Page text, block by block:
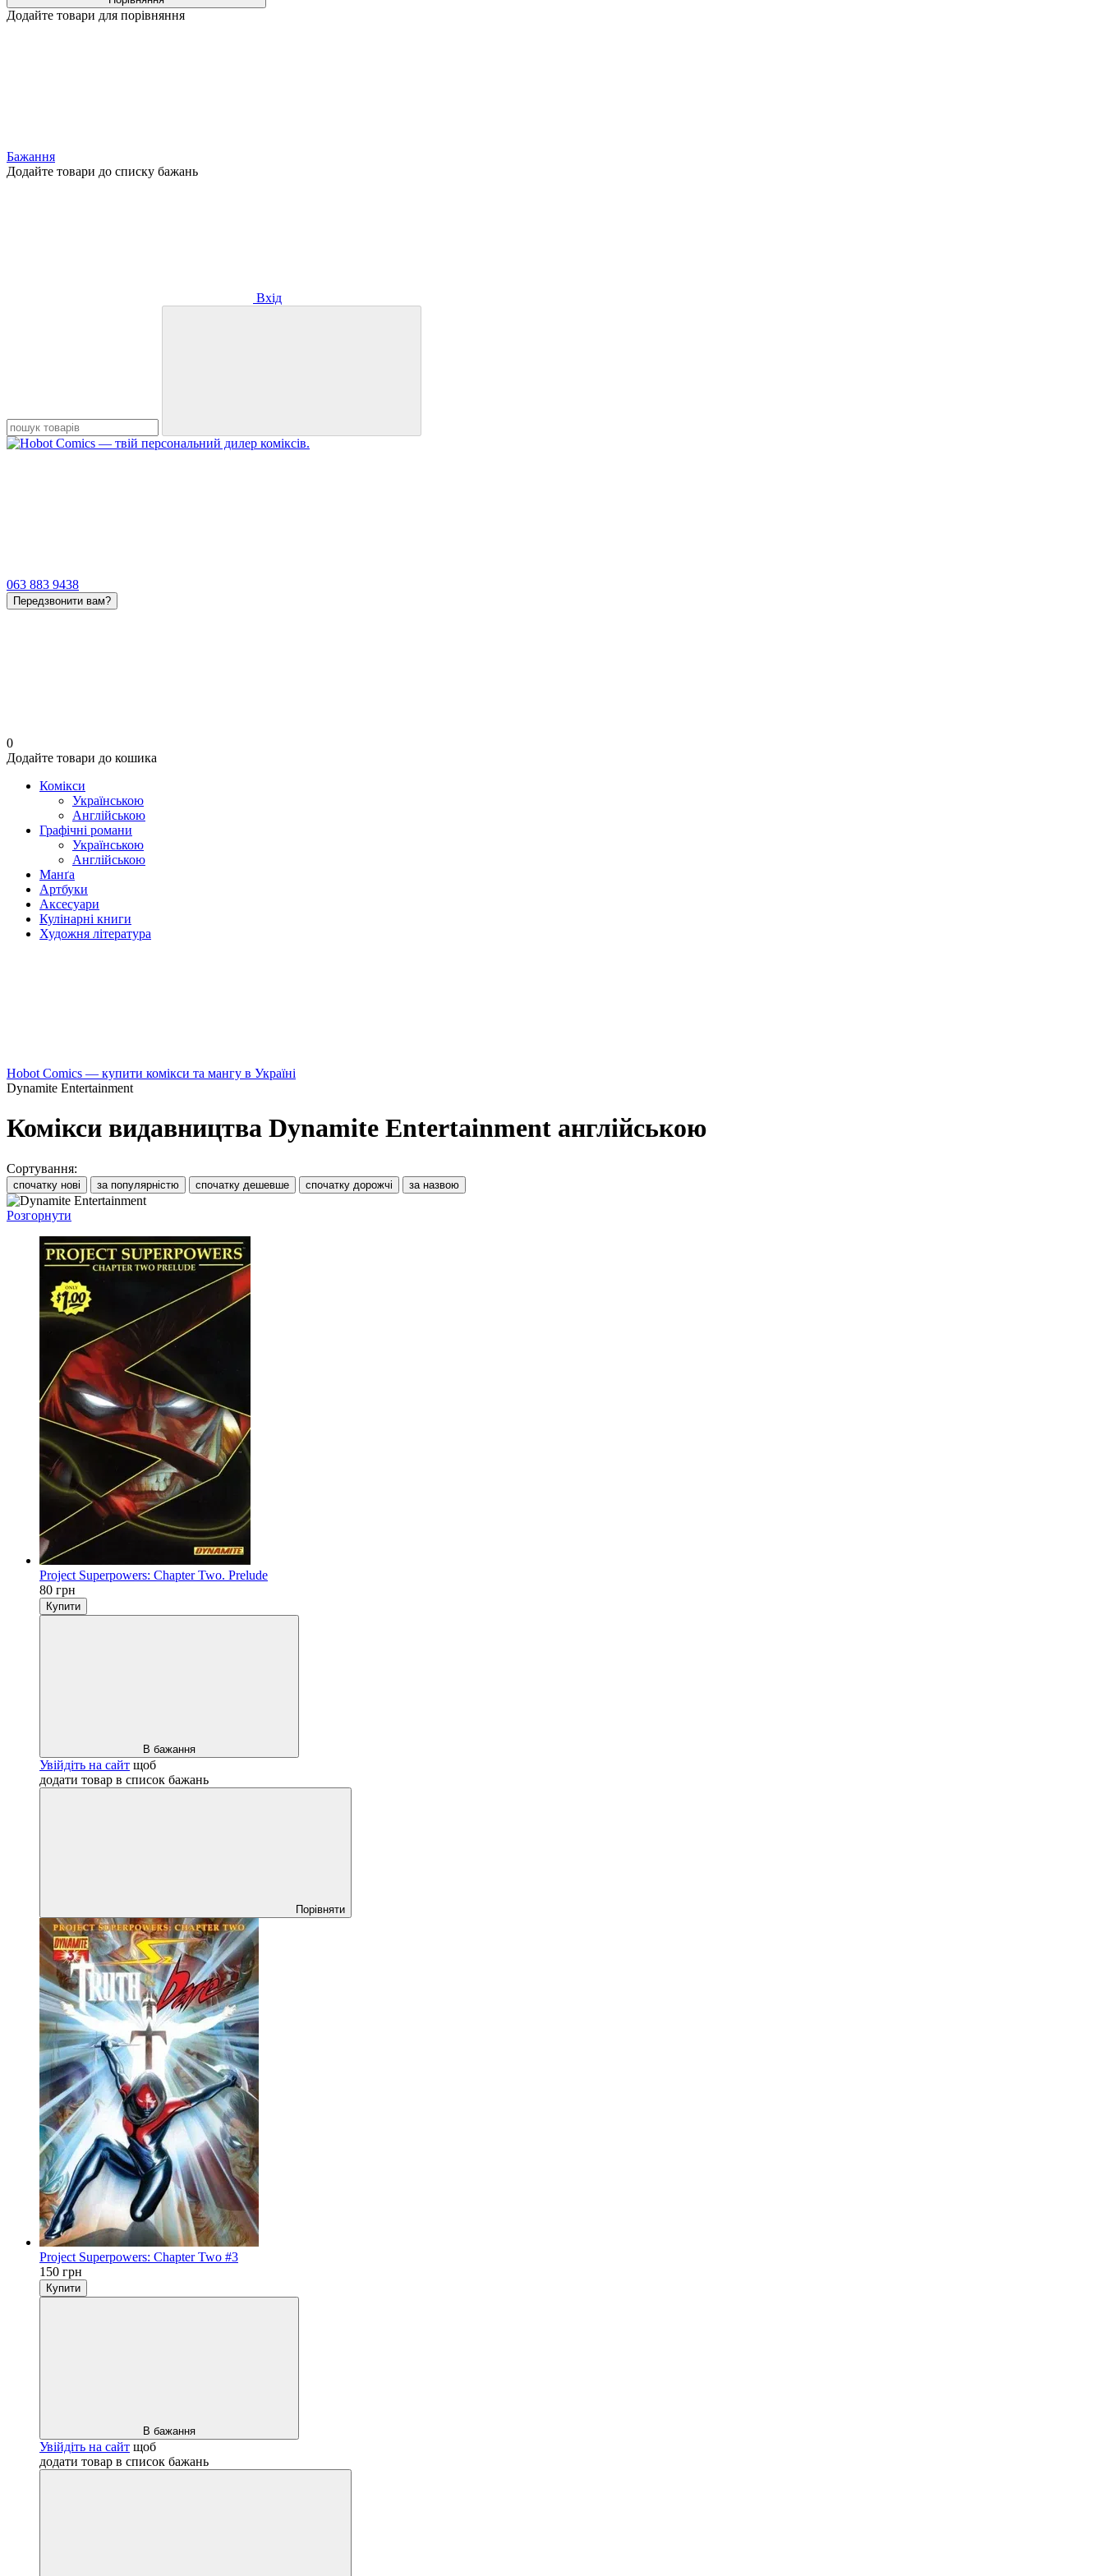
Додайте товари для порівняння
Бажання
Додайте товари до списку бажань
Вхід
063 883 9438
Передзвонити вам?
0
Додайте товари до кошика
Комікси
Українською
Англійською
Графічні романи
Українською
Англійською
Манґа
Артбуки
Аксесуари
Кулінарні книги
Художня література
Hobot Comics — купити комікси та мангу в Україні
Dynamite Entertainment
Комікси видавництва Dynamite Entertainment англійською
Сортування:
спочатку нові за популярністю спочатку дешевше спочатку дорожчі за назвою
Розгорнути
Project Superpowers: Chapter Two. Prelude
80 грн
Купити
В бажання
Увійдіть на сайт щоб
додати товар в список бажань
Порівняти
Project Superpowers: Chapter Two #3
150 грн
Купити
В бажання
Увійдіть на сайт щоб
додати товар в список бажань